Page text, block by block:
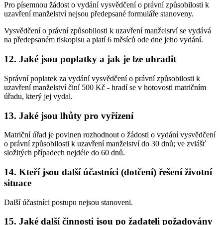
Pro písemnou žádost o vydání vysvědčení o právní způsobilosti k
uzavření manželství nejsou předepsané formuláře stanoveny.
Vysvědčení o právní způsobilosti k uzavření manželství se vydává
na předepsaném tiskopisu a platí 6 měsíců ode dne jeho vydání.
12. Jaké jsou poplatky a jak je lze uhradit
Správní poplatek za vydání vysvědčení o právní způsobilosti k
uzavření manželství činí 500 Kč - hradí se v hotovosti matričním
úřadu, který jej vydal.
13. Jaké jsou lhůty pro vyřízení
Matriční úřad je povinen rozhodnout o žádosti o vydání vysvědčení
o právní způsobilosti k uzavření manželství do 30 dnů; ve zvlášť
složitých případech nejdéle do 60 dnů.
14. Kteří jsou další účastníci (dotčení) řešení životní
situace
Další účastníci postupu nejsou stanoveni.
15. Jaké další činnosti jsou po žadateli požadovány